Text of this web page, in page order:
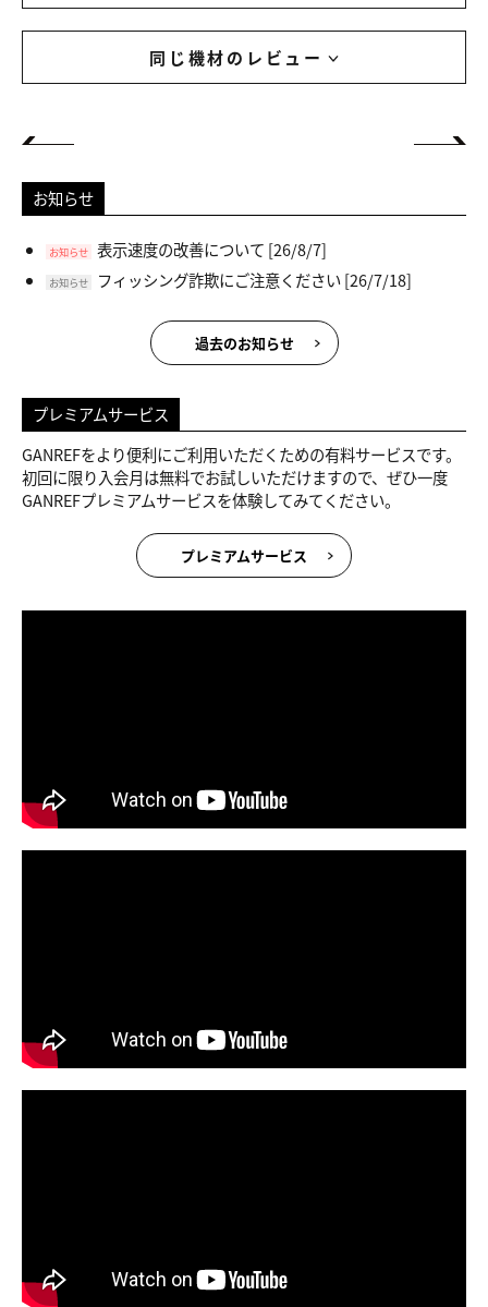
同じ機材のレビュー
お知らせ
お知らせ 表示速度の改善について [26/8/7]
お知らせ フィッシング詐欺にご注意ください[26/7/18]
過去のお知らせ
プレミアムサービス
GANREFをより便利にご利用いただくための有料サービスです。
初回に限り入会月は無料でお試しいただけますので、ぜひ一度
GANREFプレミアムサービスを体験してみてください。
プレミアムサービス